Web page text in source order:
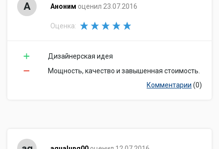
А Аноним оценил 23.07.2016
Оценка:
Дизайнерская идея
Мощность, качество и завышенная стоимость.
Комментарии (0)